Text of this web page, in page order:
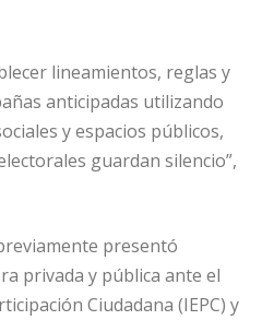
lineamientos, reglas y
anticipadas utilizando
y espacios públicos,
guardan silencio”,
presentó
privada y pública ante el
Ciudadana (IEPC) y